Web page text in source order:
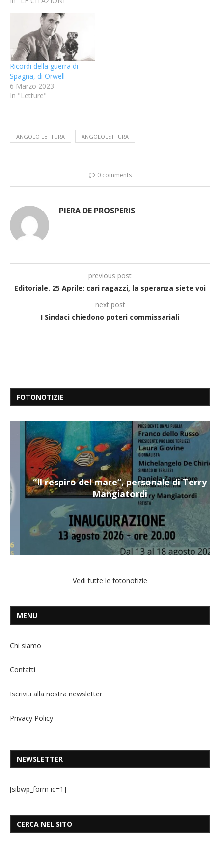
Ricordi della guerra di
Spagna, di Orwell
6 Marzo 2023
In "Letture"
ANGOLO LETTURA ANGOLOLETTURA
0 comments
PIERA DE PROSPERIS
previous post
Editoriale. 25 Aprile: cari ragazzi, la speranza siete voi
next post
I Sindaci chiedono poteri commissariali
FOTONOTIZIE
“Il respiro del mare”, personale di Terry
Mangiatordi
Vedi tutte le fotonotizie
MENU
Chi siamo
Contatti
Iscriviti alla nostra newsletter
Privacy Policy
NEWSLETTER
[sibwp_form id=1]
CERCA NEL SITO